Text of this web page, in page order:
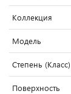
Коллекция
Модель
Степень
Поверхность